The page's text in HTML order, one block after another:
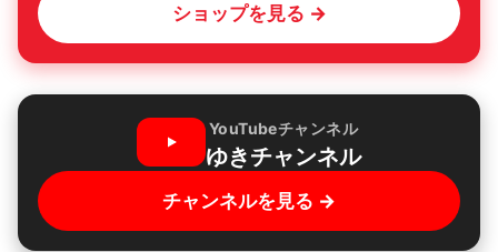
ショップを見る →
YouTubeチャンネル
ゆきチャンネル
チャンネルを見る →